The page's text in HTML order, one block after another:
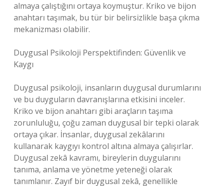
almaya çalıştığını ortaya koymuştur. Kriko ve bijon
anahtarı taşımak, bu tür bir belirsizlikle başa çıkma
mekanizması olabilir.
Duygusal Psikoloji Perspektifinden: Güvenlik ve
Kaygı
Duygusal psikoloji, insanların duygusal durumlarını
ve bu duyguların davranışlarına etkisini inceler.
Kriko ve bijon anahtarı gibi araçların taşıma
zorunluluğu, çoğu zaman duygusal bir tepki olarak
ortaya çıkar. İnsanlar, duygusal zekâlarını
kullanarak kaygıyı kontrol altına almaya çalışırlar.
Duygusal zekâ kavramı, bireylerin duygularını
tanıma, anlama ve yönetme yeteneği olarak
tanımlanır. Zayıf bir duygusal zekâ, genellikle